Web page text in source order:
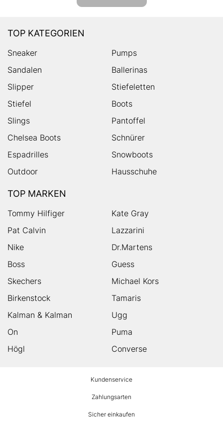
TOP KATEGORIEN
Sneaker
Pumps
Sandalen
Ballerinas
Slipper
Stiefeletten
Stiefel
Boots
Slings
Pantoffel
Chelsea Boots
Schnürer
Espadrilles
Snowboots
Outdoor
Hausschuhe
TOP MARKEN
Tommy Hilfiger
Kate Gray
Pat Calvin
Lazzarini
Nike
Dr.Martens
Boss
Guess
Skechers
Michael Kors
Birkenstock
Tamaris
Kalman & Kalman
Ugg
On
Puma
Högl
Converse
Kundenservice
Zahlungsarten
Sicher einkaufen